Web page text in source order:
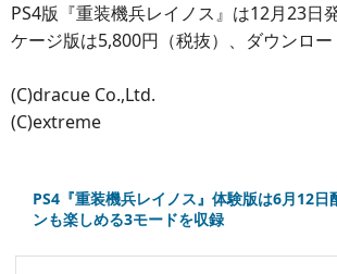
PS4版『重装機兵レイノス』は12月23日
ケージ版は5,800円（税抜）、ダウンロー
(C)dracue Co.,Ltd.
(C)extreme
PS4『重装機兵レイノス』体験版は6月12日
ンも楽しめる3モードを収録